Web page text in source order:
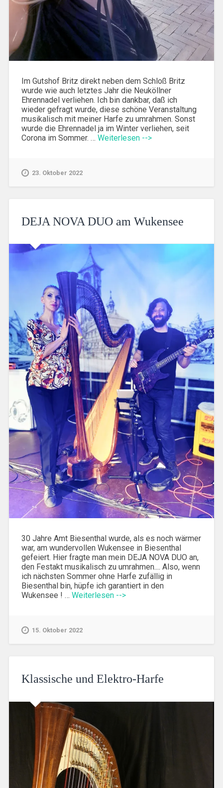
Im Gutshof Britz direkt neben dem Schloß Britz
wurde wie auch letztes Jahr die Neuköllner
Ehrennadel verliehen. Ich bin dankbar, daß ich
wieder gefragt wurde, diese schöne Veranstaltung
musikalisch mit meiner Harfe zu umrahmen. Sonst
wurde die Ehrennadel ja im Winter verliehen, seit
Corona im Sommer. … Weiterlesen -->
23. Oktober 2022
DEJA NOVA DUO am Wukensee
30 Jahre Amt Biesenthal wurde, als es noch wärmer
war, am wundervollen Wukensee in Biesenthal
gefeiert. Hier fragte man mein DEJA NOVA DUO an,
den Festakt musikalisch zu umrahmen.... Also, wenn
ich nächsten Sommer ohne Harfe zufällig in
Biesenthal bin, hüpfe ich garantiert in den
Wukensee ! … Weiterlesen -->
15. Oktober 2022
Klassische und Elektro-Harfe